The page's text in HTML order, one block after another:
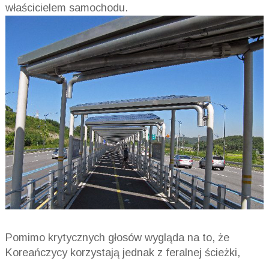
właścicielem samochodu.
Pomimo krytycznych głosów wygląda na to, że
Koreańczycy korzystają jednak z feralnej ścieżki,